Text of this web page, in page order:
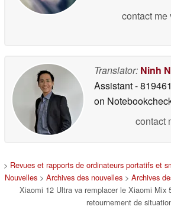
contact me
Translator: Ninh
Assistant-
on
contact
> Revues et rapports de ordinateurs portatifs et
Nouvelles > Archives des nouvelles > Archives
Xiaomi 12 Ultra va remplacer le Xiaomi Mix
retournement de